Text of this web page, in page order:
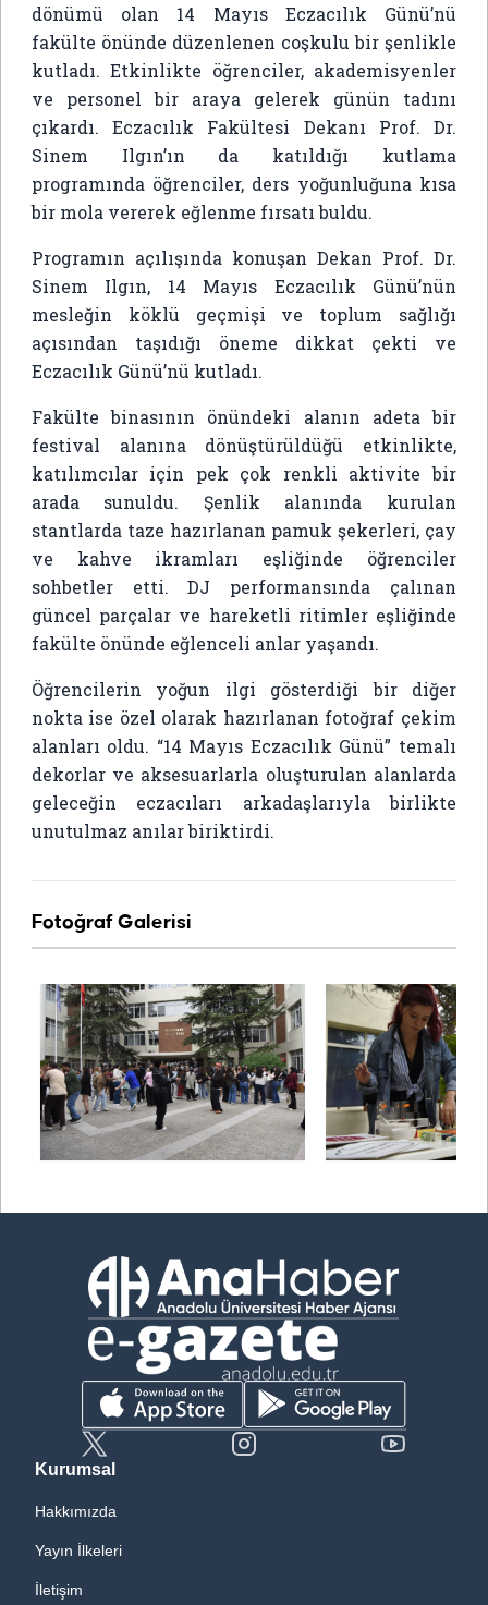
Kurumsal
Hakkımızda
Yayın İlkeleri
İletişim
dönümü olan 14 Mayıs Eczacılık Günü’nü
fakülte önünde düzenlenen coşkulu bir şenlikle
kutladı. Etkinlikte öğrenciler, akademisyenler
ve personel bir araya gelerek günün tadını
çıkardı. Eczacılık Fakültesi Dekanı Prof. Dr.
Sinem Ilgın’ın da katıldığı kutlama
programında öğrenciler, ders yoğunluğuna kısa
bir mola vererek eğlenme fırsatı buldu.
Programın açılışında konuşan Dekan Prof. Dr.
Sinem Ilgın, 14 Mayıs Eczacılık Günü’nün
mesleğin köklü geçmişi ve toplum sağlığı
açısından taşıdığı öneme dikkat çekti ve
Eczacılık Günü’nü kutladı.
Fakülte binasının önündeki alanın adeta bir
festival alanına dönüştürüldüğü etkinlikte,
katılımcılar için pek çok renkli aktivite bir
arada sunuldu. Şenlik alanında kurulan
stantlarda taze hazırlanan pamuk şekerleri, çay
ve kahve ikramları eşliğinde öğrenciler
sohbetler etti. DJ performansında çalınan
güncel parçalar ve hareketli ritimler eşliğinde
fakülte önünde eğlenceli anlar yaşandı.
Öğrencilerin yoğun ilgi gösterdiği bir diğer
nokta ise özel olarak hazırlanan fotoğraf çekim
alanları oldu. “14 Mayıs Eczacılık Günü” temalı
dekorlar ve aksesuarlarla oluşturulan alanlarda
geleceğin eczacıları arkadaşlarıyla birlikte
unutulmaz anılar biriktirdi.
Fotoğraf Galerisi